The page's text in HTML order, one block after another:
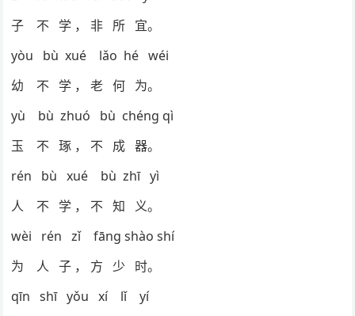
子 不 学 ， 非 所 宜。
yòu bù xué lǎo hé wéi
幼 不 学 ， 老 何 为。
yù bù zhuó bù chéng qì
玉 不 琢 ， 不 成 器。
rén bù xué bù zhī yì
人 不 学 ， 不 知 义。
wèi rén zǐ fāng shào shí
为 人 子 ， 方 少 时。
qīn shī yǒu xí lǐ yí